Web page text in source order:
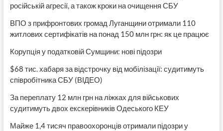
російській агресії, а також кроки на очищення СБУ
ВПО з прифронтових громад Луганщини отримали 110
житлових сертифікатів на понад 150 млн грн: як це працює
Корупція у податковій Сумщини: нові підозри
$68 тис. хабаря за відстрочку від мобілізації: судитимуть
співробітника СБУ (ВІДЕО)
За переплату 12 млн грн на ліжках для військових
судитимуть двох екскерівників Одеського КЕУ
Майже 1,4 тисяч правоохоронців отримали підозри у